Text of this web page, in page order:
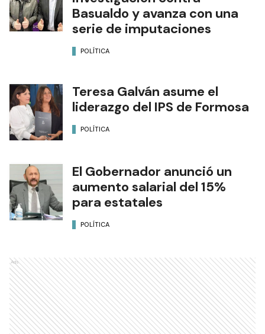
Basualdo y avanza con una
serie de imputaciones
POLÍTICA
Teresa Galván asume el
liderazgo del IPS de Formosa
POLÍTICA
El Gobernador anunció un
aumento salarial del 15%
para estatales
POLÍTICA
Ads